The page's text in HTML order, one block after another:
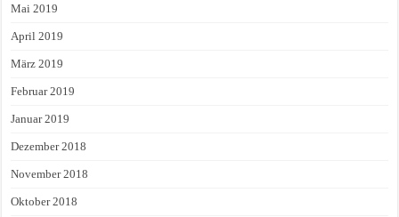
Mai 2019
April 2019
März 2019
Februar 2019
Januar 2019
Dezember 2018
November 2018
Oktober 2018